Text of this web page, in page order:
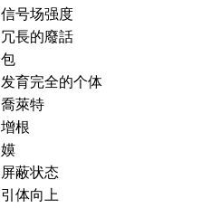
信号场强度
冗長的廢話
包
发育完全的个体
喬萊特
增根
嫫
屏蔽状态
引体向上